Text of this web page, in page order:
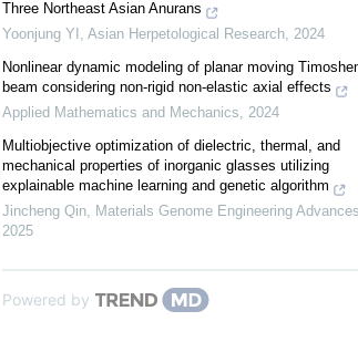
Three Northeast Asian Anurans
Yoonjung YI , Asian Herpetological Research, 2024
Nonlinear dynamic modeling of planar moving
beam considering non-rigid non-elastic axial effects
Applied Mathematics and Mechanics, 2024
Multiobjective optimization of dielectric, thermal, and
mechanical properties of inorganic glasses utilizing
explainable machine learning and genetic algorithm
Jincheng Qin, Materials Genome Engineering Advances
2025
Powered by